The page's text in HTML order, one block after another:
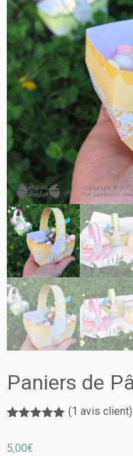
Paniers de
basé sur
(1 avis client)
5,00€